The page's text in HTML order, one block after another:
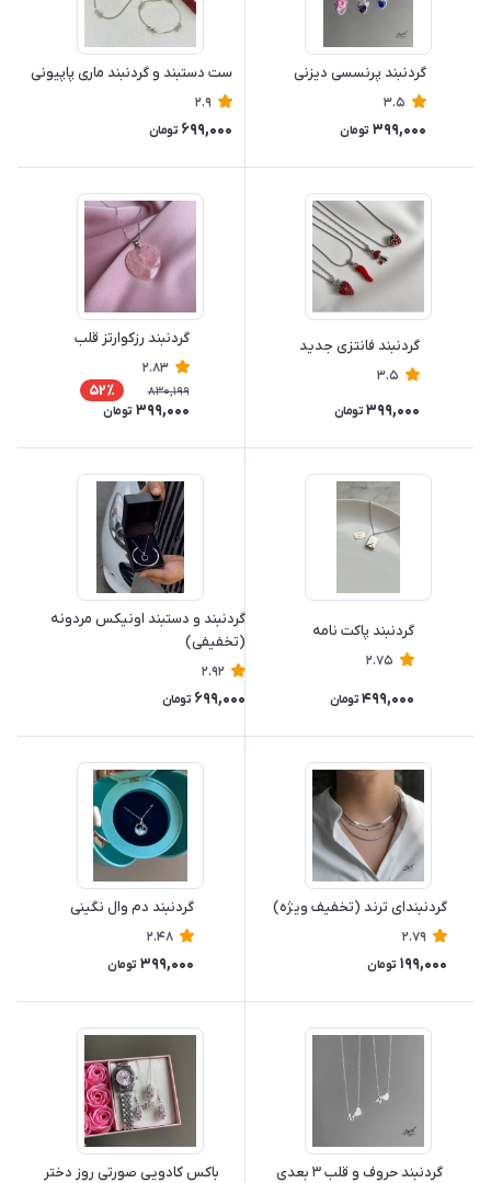
گردنبند پرنسسی دیزنی
3.5
399,000 تومان
ست دستبند و گردنبند ماری پاپیونی
2.9
699,000 تومان
گردنبند فانتزی جدید
3.5
399,000 تومان
گردنبند رزکوارتز قلب
2.83
830,199 52٪
399,000 تومان
گردنبند پاکت نامه
2.75
499,000 تومان
گردنبند و دستبند اونیکس مردونه
(تخفیفی)
2.92
699,000 تومان
گردنبندای ترند (تخفیف ویژه)
2.79
199,000 تومان
گردنبند دم وال نگینی
2.48
399,000 تومان
گردنبند حروف و قلب ۳ بعدی باکس کادویی صورتی روز دختر